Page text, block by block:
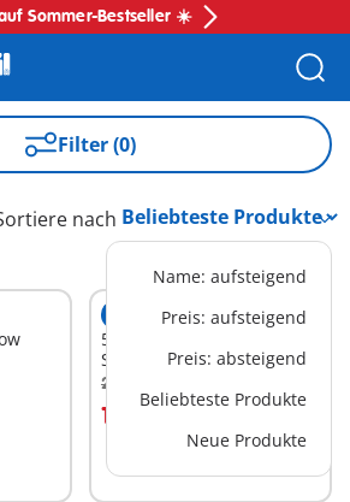
Sommer-Bestseller ☀️
Filter (0)
nach
Name: aufsteigend
Preis: aufsteigend
Preis: absteigend
Beliebteste Produkte
Neue Produkte
EXKLUSIV M
5575 - Einbau-
Swimmingpool
24,99 €
18,74 €
In den Warenkorb